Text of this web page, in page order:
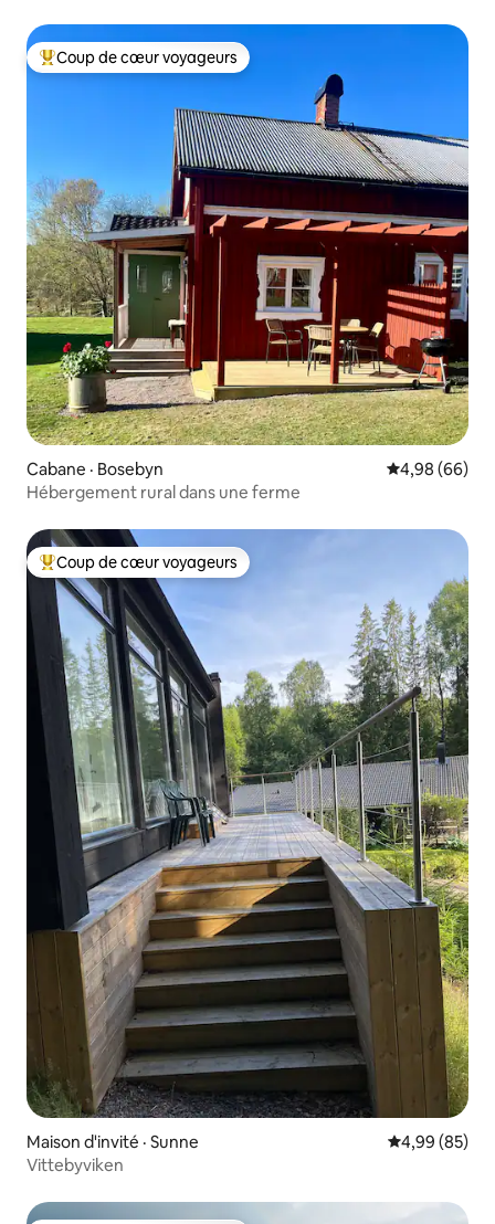
Coup de cœur voyageurs parmi les plus aimés
Coup de cœur voyageurs
Cabane · Bosebyn Note
4,98 (66)
Hébergement rural dans une ferme
Coup de cœur voyageurs parmi les plus aimés
Coup de cœur voyageurs
Maison d'invité · Sunne Note
4,99 (85)
Vittebyviken